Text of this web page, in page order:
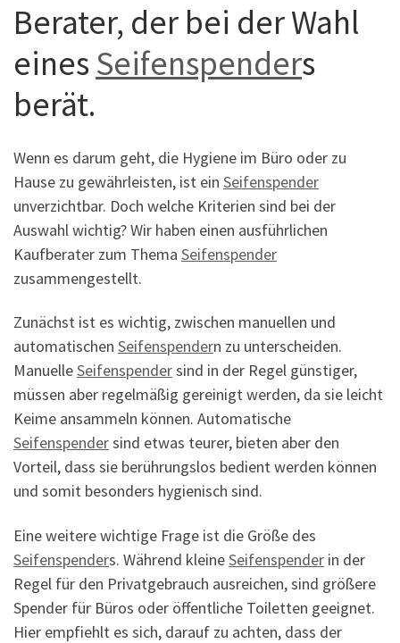
Berater, der bei der Wahl
einesSeifenspenders
berät.
Wenn es darum geht, die Hygiene im Büro oder zu
Hause zu gewährleisten, ist ein Seifenspender
unverzichtbar. Doch welche Kriterien sind bei der
Auswahl wichtig? Wir haben einen ausführlichen
Kaufberater zum Thema Seifenspender
zusammengestellt.
Zunächst ist es wichtig, zwischen manuellen und
automatischen Seifenspendern zu unterscheiden.
ManuelleSeifenspendersind in der Regel günstiger,
müssen aber regelmäßig gereinigt werden, da sie leicht
Keime ansammeln können. Automatische
Seifenspendersind etwas teurer, bieten aber den
Vorteil, dass sie berührungslos bedient werden können
und somit besonders hygienisch sind.
Eine weitere wichtige Frage ist die Größe des
Seifenspenders. Während kleineSeifenspender in der
Regel für den Privatgebrauch ausreichen, sind größere
Spender für Büros oder öffentliche Toiletten geeignet.
Hier empfiehlt es sich, darauf zu achten, dass der